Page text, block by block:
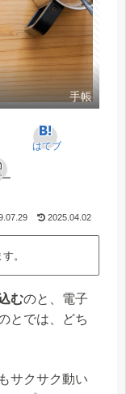
手帳
はてブ
2025.04.02
。
むのと、電子
とでは、どち
サクサク動い